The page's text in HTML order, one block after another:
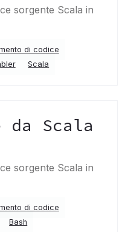
sorgente Scala in
di codice
Scala
Scala
sorgente Scala in
di codice
Bash